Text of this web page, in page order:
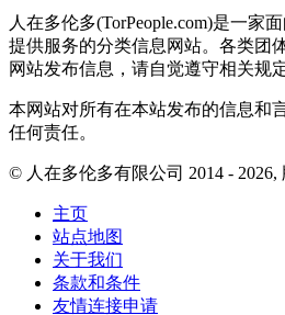
人在多伦多(TorPeople.com)是一家
提供服务的分类信息网站。各类团
网站发布信息，请自觉遵守相关规定
本网站对所有在本站发布的信息和
任何责任。
© 人在多伦多有限公司 2014 - 2026,
主页
站点地图
关于我们
条款和条件
友情连接申请